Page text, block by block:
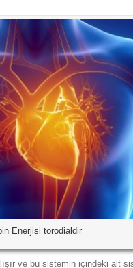
Enerjisi torodialdir
ve bu sistemin içindeki alt